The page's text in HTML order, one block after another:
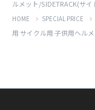
ルメット/SIDETRACK(サ
HOME SPECIAL PRICE
用 サイクル用 子供用ヘル